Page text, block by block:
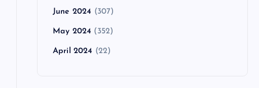
June 2024 (307)
May 2024 (352)
April 2024 (22)